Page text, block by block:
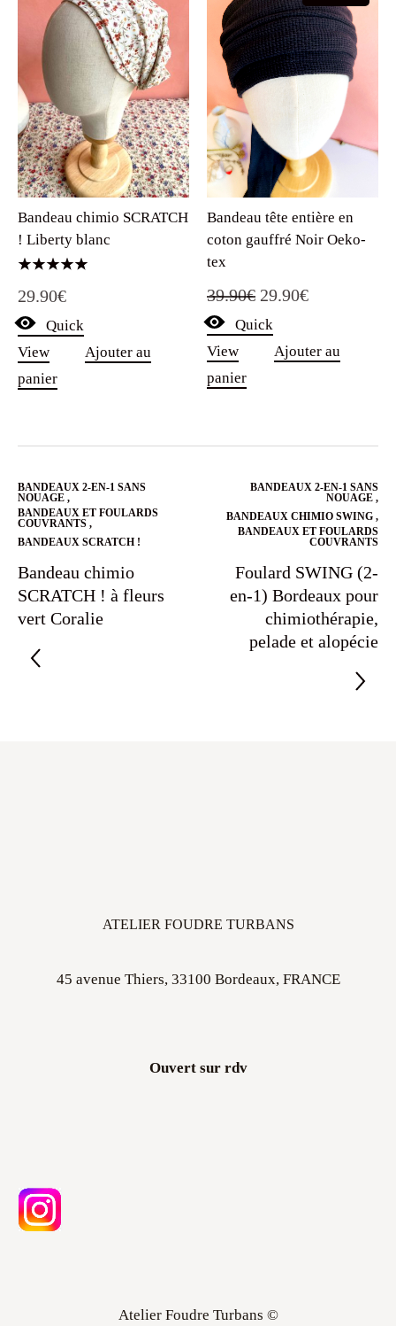
Bandeau chimio SCRATCH
! Liberty blanc
5.00
29.90€
Quick
View
Ajouter au
panier
Bandeau tête entière en
coton gauffré Noir Oeko-
tex
39.90€ Le
prix
initial
29.90€Le
actuel
Quick
View
Ajouter au
panier
BANDEAUX 2-EN-1 SANS
NOUAGE ,
BANDEAUX ET FOULARDS
COUVRANTS ,
BANDEAUX SCRATCH !
Bandeau chimio
SCRATCH ! à fleurs
vert Coralie
BANDEAUX 2-EN-1 SANS
NOUAGE ,
BANDEAUX CHIMIO SWING ,
BANDEAUX ET FOULARDS
COUVRANTS
Foulard SWING (2-
en-1) Bordeaux pour
chimiothérapie,
pelade et alopécie
ATELIER FOUDRE TURBANS
45 avenue Thiers, 33100 Bordeaux, FRANCE
Ouvert sur rdv
Atelier Foudre Turbans ©